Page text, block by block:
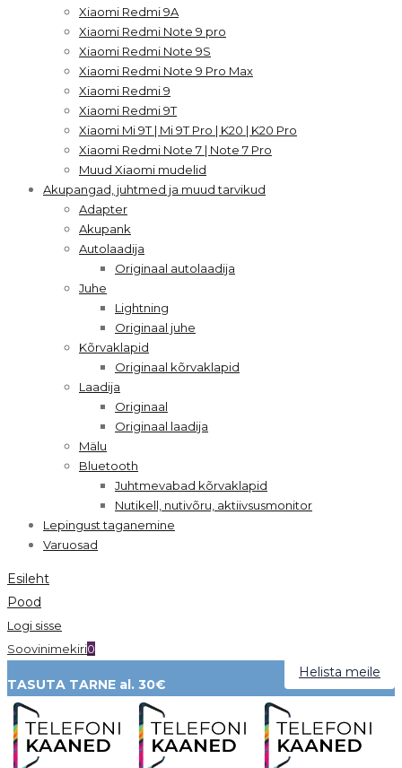
Xiaomi Redmi 9A
Xiaomi Redmi Note 9 pro
Xiaomi Redmi Note 9S
Xiaomi Redmi Note 9 Pro Max
Xiaomi Redmi 9
Xiaomi Redmi 9T
Xiaomi Mi 9T | Mi 9T Pro | K20 | K20 Pro
Xiaomi Redmi Note 7 | Note 7 Pro
Muud Xiaomi mudelid
Akupangad, juhtmed ja muud tarvikud
Adapter
Akupank
Autolaadija
Originaal autolaadija
Juhe
Lightning
Originaal juhe
Kõrvaklapid
Originaal kõrvaklapid
Laadija
Originaal
Originaal laadija
Mälu
Bluetooth
Juhtmevabad kõrvaklapid
Nutikell, nutivõru, aktiivsusmonitor
Lepingust taganemine
Varuosad
Esileht
Pood
Logi sisse
Soovinimekiri0
TASUTA TARNE al. 30€
Helista meile